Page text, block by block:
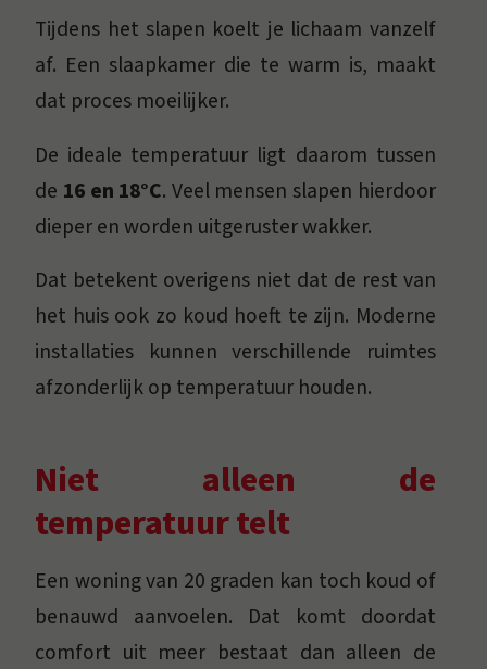
Tijdens het slapen koelt je lichaam vanzelf
af. Een slaapkamer die te warm is, maakt
dat proces moeilijker.
De ideale temperatuur ligt daarom tussen
de 16 en 18°C. Veel mensen slapen hierdoor
dieper en worden uitgeruster wakker.
Dat betekent overigens niet dat de rest van
het huis ook zo koud hoeft te zijn. Moderne
installaties kunnen verschillende ruimtes
afzonderlijk op temperatuur houden.
Niet alleen de
temperatuur telt
Een woning van 20 graden kan toch koud of
benauwd aanvoelen. Dat komt doordat
comfort uit meer bestaat dan alleen de